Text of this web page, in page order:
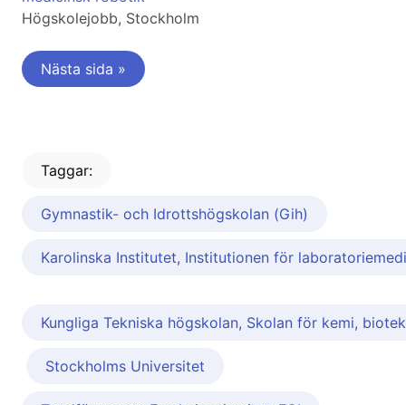
Högskolejobb, Stockholm
Nästa sida »
Taggar:
Gymnastik- och Idrottshögskolan (Gih)
Karolinska Institutet, Institutionen för
Kungliga Tekniska högskolan, Skolan för kemi,
Stockholms Universitet